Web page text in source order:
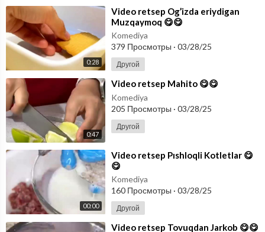
0:28
⁣Video retsep Og’izda eriydigan
Muzqaymoq 😋😋
Komediya
379 Просмотры · 03/28/25
Другой
0:47
⁣Video retsep Mahito 😋😋
Komediya
205 Просмотры · 03/28/25
Другой
00:00
⁣Video retsep Pıshloqli Kotletlar 😋
😋
Komediya
160 Просмотры · 03/28/25
Другой
⁣Video retsep Tovuqdan Jarkob 😋😋